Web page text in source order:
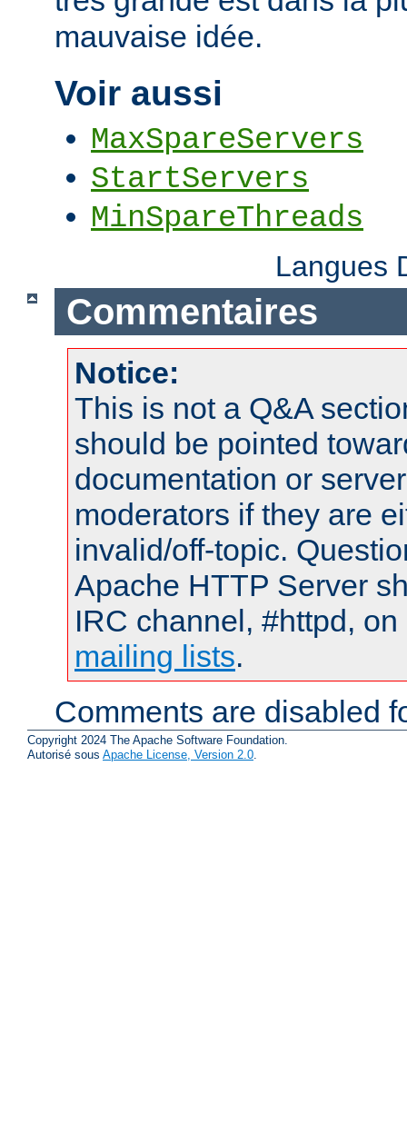
mauvaise idée.
Voir aussi
MaxSpareServers
StartServers
MinSpareThreads
Langues
Commentaires
Notice:
This is not a Q&A
should be pointed
documentation or
moderators if they are
invalid/off-topic.
Apache HTTP Server
IRC channel, #httpd,
mailing lists.
Comments are disabled
Copyright 2024 The Apache Software Foundation.
Autorisé sous Apache License, Version 2.0